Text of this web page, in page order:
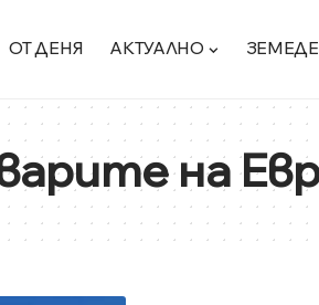
ОТ ДЕНЯ АКТУАЛНО
на